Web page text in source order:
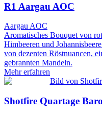
R1 Aargau AOC
Aargau AOC
Aromatisches Bouquet von
Himbeeren und
von dezenten Röstnuancen,
gebrannten Mandeln.
Mehr erfahren
Shotfire Quartage